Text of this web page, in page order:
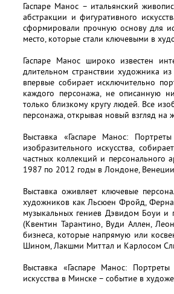
Гаспаре Манос – итальянский
абстракции и фигуративного
сформировали прочную основу для
место, которые стали ключевыми в
Гаспаре Манос широко известен
длительном странствии художника
впервые собирает исключительно
каждого персонажа, не описанную
только близкому кругу людей. Все
персонажа, открывая новый взгляд на
Выставка «Гаспаре Манос:
изобразительного искусства,
частных коллекций и персонального
1987 по 2012 годы в Лондоне,
Выставка оживляет ключевые
художников как Льсюен Фройд,
музыкальных гениев Дэвидом Боуи и
(Квентин Тарантино, Вуди Аллен,
бизнеса, которые напрямую или
Шином, Лакшми Миттал и Карлосом
Выставка «Гаспаре Манос:
искусства в Минске – событие в